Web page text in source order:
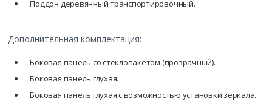
Поддон деревянный транспортировочный.
Дополнительная комплектация:
Боковая панель со стеклопакетом (прозрачный).
Боковая панель глухая.
Боковая панель глухая с возможностью установки зеркала.